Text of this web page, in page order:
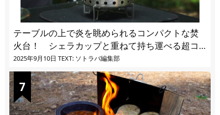
テーブルの上で炎を眺められるコンパクトな焚
火台！ シェラカップと重ねて持ち運べる超コ
ンパクト収納
2025年9月10日 TEXT: ソトラバ編集部